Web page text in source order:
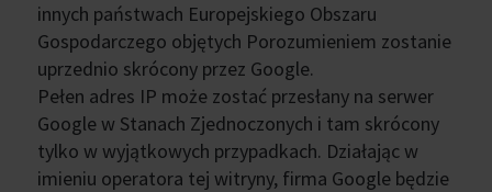
innych państwach Europejskiego Obszaru
Gospodarczego objętych Porozumieniem zostanie
uprzednio skrócony przez Google.
Pełen adres IP może zostać przesłany na serwer
Google w Stanach Zjednoczonych i tam skrócony
tylko w wyjątkowych przypadkach. Działając w
imieniu operatora tej witryny, firma Google będzie